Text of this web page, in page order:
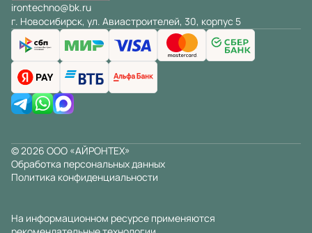
irontechno@bk.ru
г. Новосибирск, ул. Авиастроителей, 30, корпус 5
© 2026 ООО «АЙРОНТЕХ»
Обработка персональных данных
Политика конфиденциальности
На информационном ресурсе применяются